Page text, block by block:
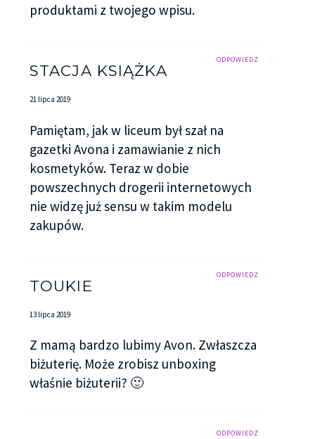
produktami z twojego wpisu.
ODPOWIEDZ
STACJA KSIĄŻKA
21 lipca 2019
Pamiętam, jak w liceum był szał na
gazetki Avona i zamawianie z nich
kosmetyków. Teraz w dobie
powszechnych drogerii internetowych
nie widzę już sensu w takim modelu
zakupów.
ODPOWIEDZ
TOUKIE
13 lipca 2019
Z mamą bardzo lubimy Avon. Zwłaszcza
biżuterię. Może zrobisz unboxing
właśnie biżuterii? 🙂
ODPOWIEDZ